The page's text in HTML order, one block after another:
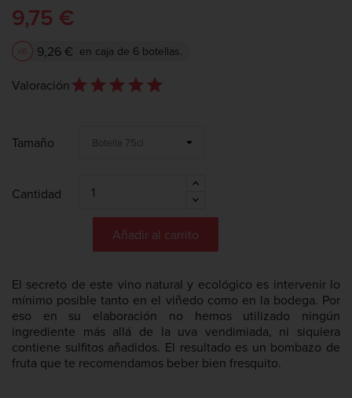
9,75 €
x6 9,26 € en caja de 6 botellas.
Valoraciónstar_outline star_outline star_outline star_outline star_outline
star star star star star
El secreto de este vino natural y ecológico es intervenir lo
mínimo posible tanto en el viñedo como en la bodega. Por
eso en su elaboración no hemos utilizado ningún
ingrediente más allá de la uva vendimiada, ni siquiera
contiene sulfitos añadidos. El resultado es un bombazo de
fruta que te recomendamos beber bien fresquito.
Tamaño
Cantidad
Añadir al carrito